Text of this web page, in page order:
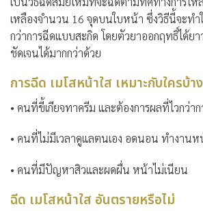
เหลืองจำนวน 16 จุดบนใบหน้า ซึ่งวิธีนี้จะทำ
กว่าการฉีดแบบสะกิด โดยตัวยาออกฤทธิ์ได้ย
ชัดเจนได้มากกว่าด้วย
การฉีด เมโสหน้าใส เหมาะกับใครบ้าง
• คนที่ขี้เกียจทาครีม และต้องการผลที่ไวกว่า
• คนที่ไม่มีเวลาดูแลตนเอง อดนอน ทำงานห
• คนที่มีปัญหาสิวและผดผื่น หน้าไม่เนียน
ฉีด เมโสหน้าใส อันตรายหรือไม่